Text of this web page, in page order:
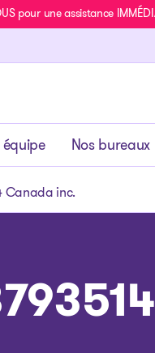
pour une assistance
Nos bureaux
Canada inc.